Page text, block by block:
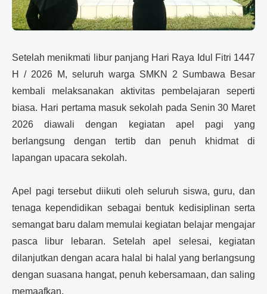
Setelah menikmati libur panjang Hari Raya Idul Fitri 1447
H / 2026 M, seluruh warga SMKN 2 Sumbawa Besar
kembali melaksanakan aktivitas pembelajaran seperti
biasa. Hari pertama masuk sekolah pada Senin 30 Maret
2026 diawali dengan kegiatan apel pagi yang
berlangsung dengan tertib dan penuh khidmat di
lapangan upacara sekolah.
Apel pagi tersebut diikuti oleh seluruh siswa, guru, dan
tenaga kependidikan sebagai bentuk kedisiplinan serta
semangat baru dalam memulai kegiatan belajar mengajar
pasca libur lebaran. Setelah apel selesai, kegiatan
dilanjutkan dengan acara halal bi halal yang berlangsung
dengan suasana hangat, penuh kebersamaan, dan saling
memaafkan.